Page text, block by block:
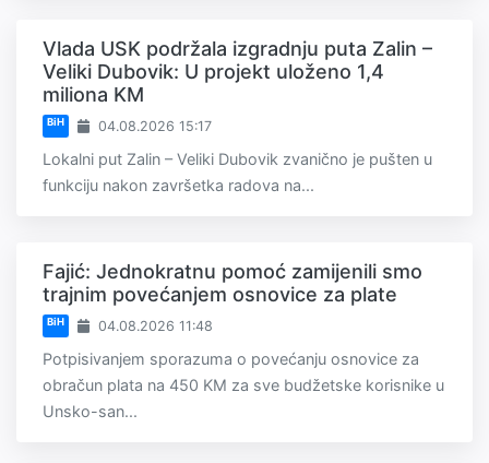
Vlada USK podržala izgradnju puta Zalin –
Veliki Dubovik: U projekt uloženo 1,4
miliona KM
BiH 04.08.2026 15:17
Lokalni put Zalin – Veliki Dubovik zvanično je pušten u
funkciju nakon završetka radova na...
Fajić: Jednokratnu pomoć zamijenili smo
trajnim povećanjem osnovice za plate
BiH 04.08.2026 11:48
Potpisivanjem sporazuma o povećanju osnovice za
obračun plata na 450 KM za sve budžetske korisnike u
Unsko-san...